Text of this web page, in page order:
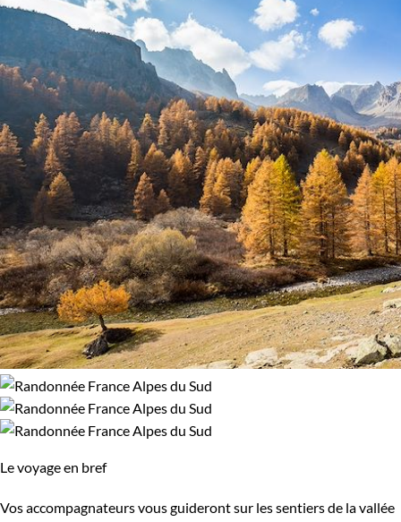
Le voyage en bref
Vos accompagnateurs vous guideront sur les sentiers de la vallée